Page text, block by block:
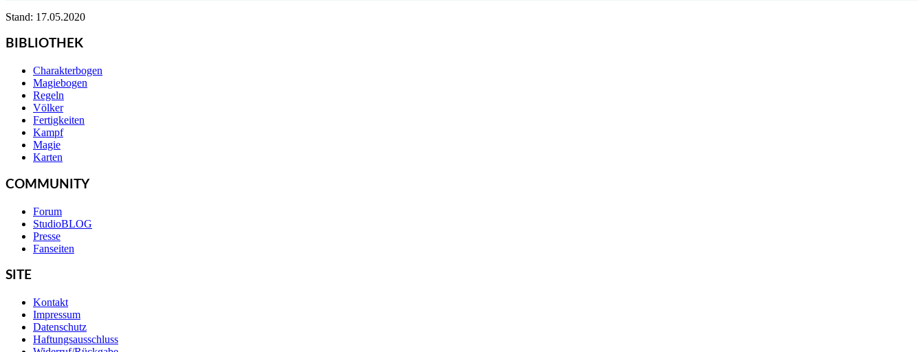
Stand: 17.05.2020
BIBLIOTHEK
Charakterbogen
Magiebogen
Regeln
Völker
Fertigkeiten
Kampf
Magie
Karten
COMMUNITY
Forum
StudioBLOG
Presse
Fanseiten
SITE
Kontakt
Impressum
Datenschutz
Haftungsausschluss